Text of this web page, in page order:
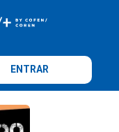
ENTRAR